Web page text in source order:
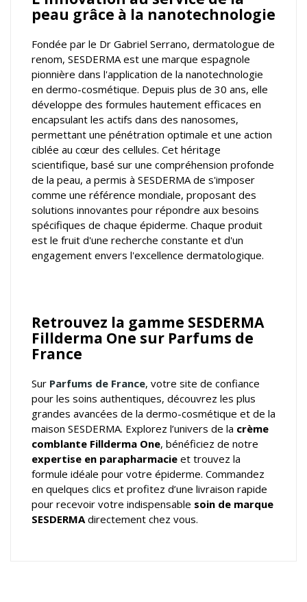
peau grâce à la nanotechnologie
Fondée par le Dr Gabriel Serrano, dermatologue de
renom, SESDERMA est une marque espagnole
pionnière dans l'application de la nanotechnologie
en dermo-cosmétique. Depuis plus de 30 ans, elle
développe des formules hautement efficaces en
encapsulant les actifs dans des nanosomes,
permettant une pénétration optimale et une action
ciblée au cœur des cellules. Cet héritage
scientifique, basé sur une compréhension profonde
de la peau, a permis à SESDERMA de s'imposer
comme une référence mondiale, proposant des
solutions innovantes pour répondre aux besoins
spécifiques de chaque épiderme. Chaque produit
est le fruit d'une recherche constante et d'un
engagement envers l'excellence dermatologique.
Retrouvez la gamme SESDERMA
Fillderma One sur Parfums de
France
Sur Parfums de France, votre site de confiance
pour les soins authentiques, découvrez les plus
grandes avancées de la dermo-cosmétique et de la
maison SESDERMA. Explorez l’univers de la crème
comblante Fillderma One, bénéficiez de notre
expertise en parapharmacie et trouvez la
formule idéale pour votre épiderme. Commandez
en quelques clics et profitez d’une livraison rapide
pour recevoir votre indispensable soin de marque
SESDERMAdirectement chez vous.